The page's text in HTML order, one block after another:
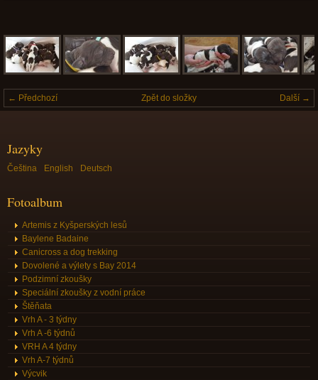
← Předchozí Další →
Zpět do složky
Jazyky
Čeština English Deutsch
Fotoalbum
Artemis z Kyšperských lesů
Baylene Badaine
Canicross a dog trekking
Dovolené a výlety s Bay 2014
Podzimní zkoušky
Speciální zkoušky z vodní práce
Štěňata
Vrh A - 3 týdny
Vrh A -6 týdnů
VRH A 4 týdny
Vrh A-7 týdnů
Výcvik